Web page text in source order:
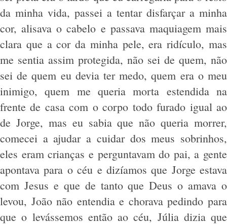
da minha vida, passei a tentar disfarçar a minha
cor, alisava o cabelo e passava maquiagem mais
clara que a cor da minha pele, era ridículo, mas
me sentia assim protegida, não sei de quem, não
sei de quem eu devia ter medo, quem era o meu
inimigo, quem me queria morta estendida na
frente de casa com o corpo todo furado igual ao
de Jorge, mas eu sabia que não queria morrer,
comecei a ajudar a cuidar dos meus sobrinhos,
eles eram crianças e perguntavam do pai, a gente
apontava para o céu e dizíamos que Jorge estava
com Jesus e que de tanto que Deus o amava o
levou, João não entendia e chorava pedindo para
que o levássemos então ao céu, Júlia dizia que